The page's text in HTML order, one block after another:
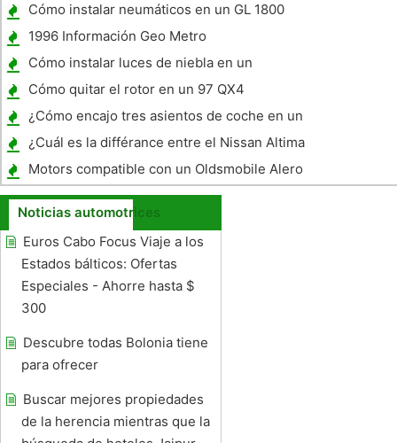
Cómo instalar neumáticos en un GL 1800
Goldwing
1996 Información Geo Metro
Cómo instalar luces de niebla en un
Mustang V6
Cómo quitar el rotor en un 97 QX4
¿Cómo encajo tres asientos de coche en un
Toyota Camry 1997?
¿Cuál es la différance entre el Nissan Altima
y el Nissan Sentra?
Motors compatible con un Oldsmobile Alero
2001
Noticias automotrices
Euros Cabo Focus Viaje a los
Estados bálticos: Ofertas
Especiales - Ahorre hasta $
300
Descubre todas Bolonia tiene
para ofrecer
Buscar mejores propiedades
de la herencia mientras que la